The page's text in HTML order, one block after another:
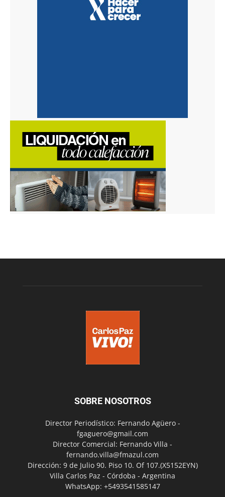
SOBRE NOSOTROS
Director Periodístico: Fernando Agüero -
fgaguero@gmail.com
Director Comercial: Fernando Villa -
fernando.villa@fmazul.com
Dirección: 9 de Julio 90. Piso 10. Of 107.(X5152EYN)
Villa Carlos Paz - Córdoba - Argentina
WhatsApp: +5493541585147